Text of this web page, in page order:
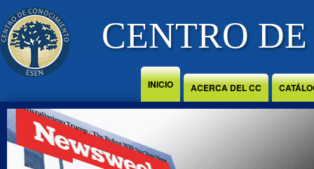
Jump to Content
CENTRO
INICIO ACERCA DEL CC